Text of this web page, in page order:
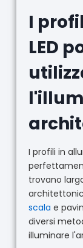
I
LED
I profili in
trovano
scala e
diversi
illuminare